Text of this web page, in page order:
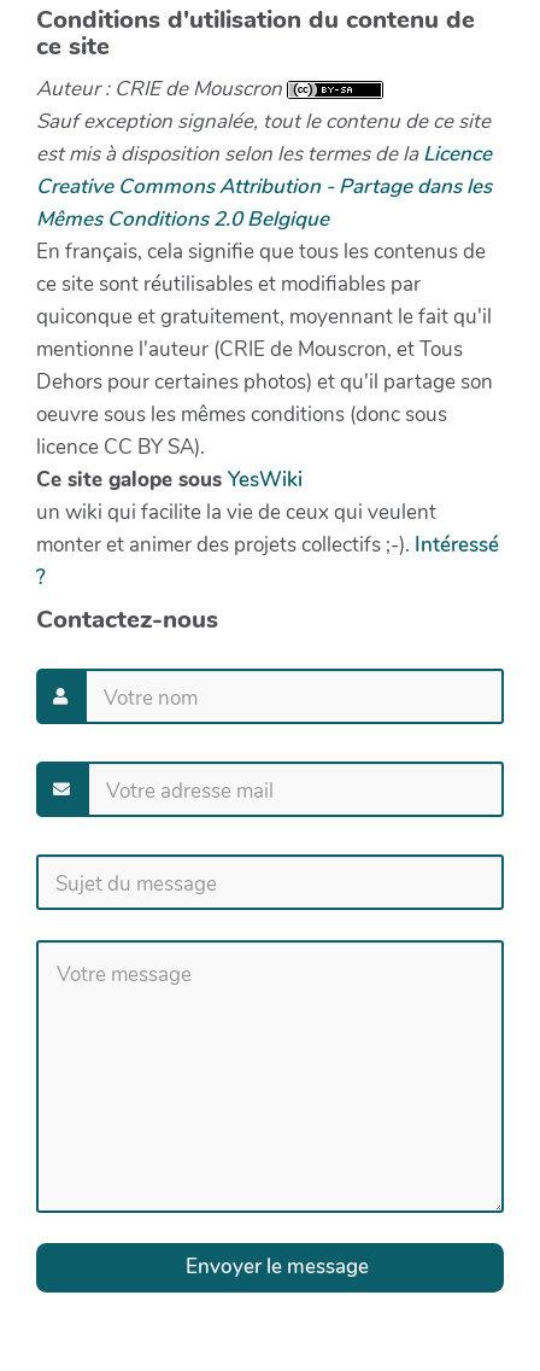
Conditions d'utilisation du contenu de
ce site
Auteur : CRIE de Mouscron
Sauf exception signalée, tout le contenu de ce site
est mis à disposition selon les termes de laLicence
Creative Commons Attribution - Partage dans les
Mêmes Conditions 2.0 Belgique
En français, cela signifie que tous les contenus de
ce site sont réutilisables et modifiables par
quiconque et gratuitement, moyennant le fait qu'il
mentionne l'auteur (CRIE de Mouscron, et Tous
Dehors pour certaines photos) et qu'il partage son
oeuvre sous les mêmes conditions (donc sous
licence CC BY SA).
Ce site galope sous YesWiki
un wiki qui facilite la vie de ceux qui veulent
monter et animer des projets collectifs ;-). Intéressé
?
Contactez-nous
Envoyer le message